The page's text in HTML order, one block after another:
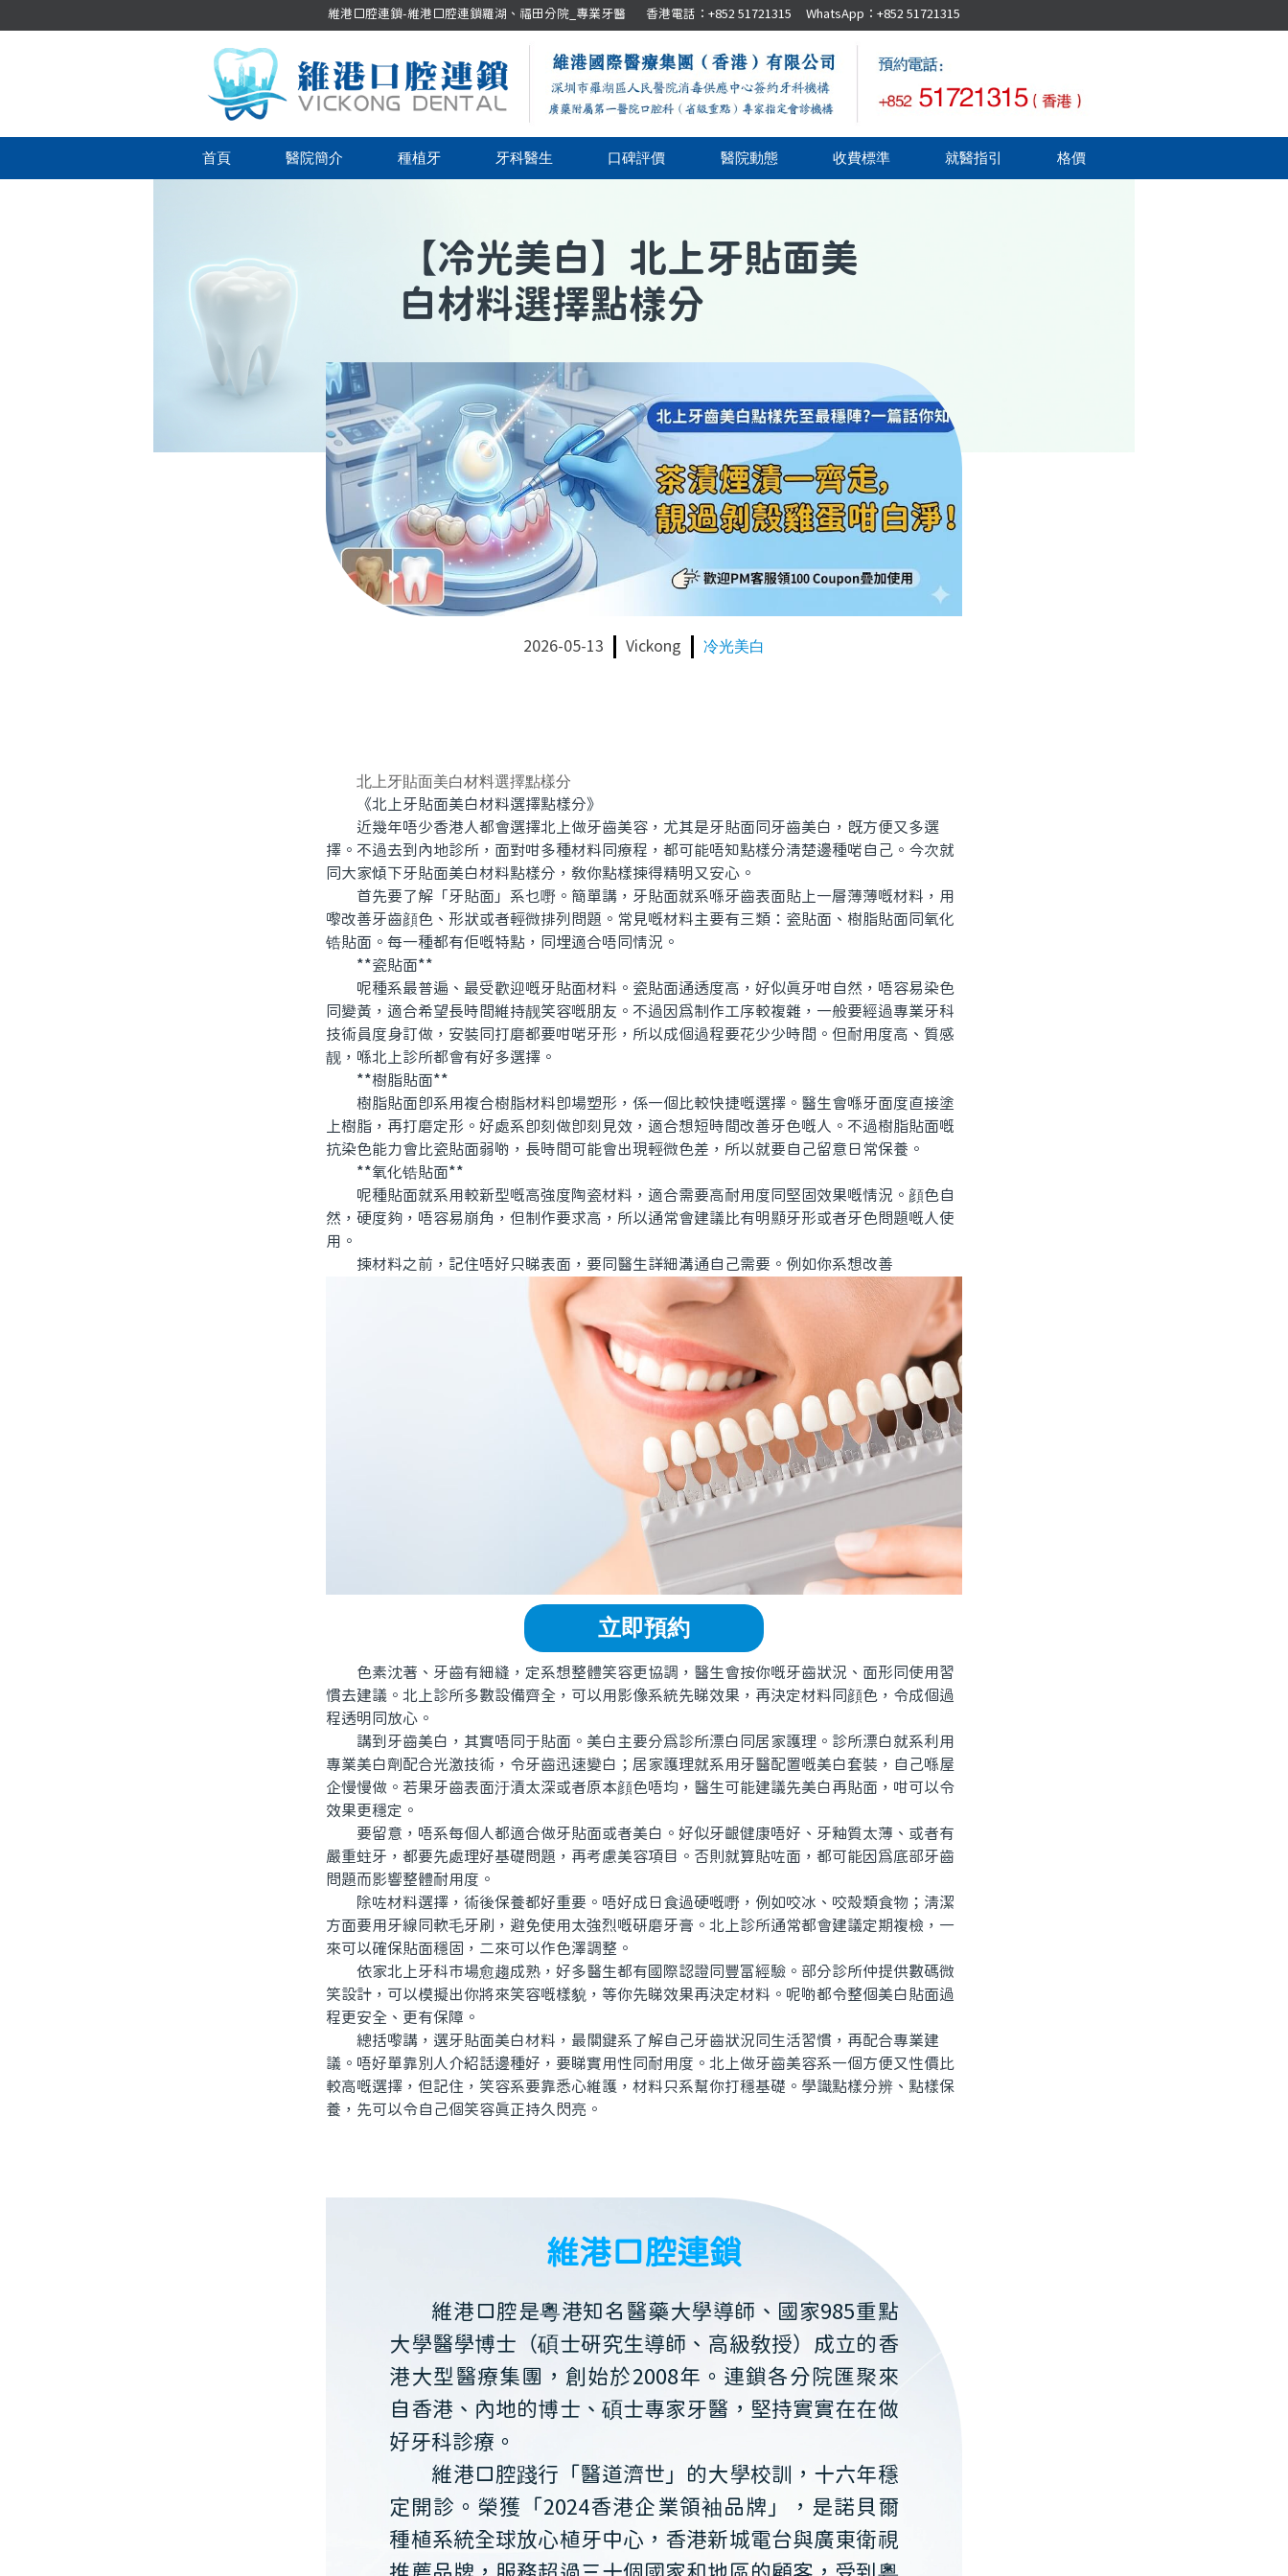
維港口腔連鎖-維港口腔連鎖羅湖、福田分院_專業牙醫 香港電話：+852 51721315 WhatsApp：+852 51721315
首頁 醫院簡介 種植牙 牙科醫生 口碑評價 醫院動態 收費標準 就醫指引 格價
【冷光美白】 北上牙貼面美
白材料選擇點樣分
2026-05-13 Vickong 冷光美白
北上牙貼面美白材料選擇點樣分
《北上牙貼面美白材料選擇點樣分》
近幾年唔少香港人都會選擇北上做牙齒美容，尤其是牙貼面同牙齒美白，既方便又多選
擇。不過去到內地診所，面對咁多種材料同療程，都可能唔知點樣分清楚邊種啱自己。今次就
同大家傾下牙貼面美白材料點樣分，教你點樣揀得精明又安心。
首先要了解「牙貼面」系乜嘢。簡單講，牙貼面就系喺牙齒表面貼上一層薄薄嘅材料，用
嚟改善牙齒顔色、形狀或者輕微排列問題。常見嘅材料主要有三類：瓷貼面、樹脂貼面同氧化
锆貼面。每一種都有佢嘅特點，同埋適合唔同情況。
**瓷貼面**
呢種系最普遍、最受歡迎嘅牙貼面材料。瓷貼面通透度高，好似真牙咁自然，唔容易染色
同變黃，適合希望長時間維持靓笑容嘅朋友。不過因爲制作工序較複雜，一般要經過專業牙科
技術員度身訂做，安裝同打磨都要咁啱牙形，所以成個過程要花少少時間。但耐用度高、質感
靓，喺北上診所都會有好多選擇。
**樹脂貼面**
樹脂貼面即系用複合樹脂材料即場塑形，係一個比較快捷嘅選擇。醫生會喺牙面度直接塗
上樹脂，再打磨定形。好處系即刻做即刻見效，適合想短時間改善牙色嘅人。不過樹脂貼面嘅
抗染色能力會比瓷貼面弱啲，長時間可能會出現輕微色差，所以就要自己留意日常保養。
**氧化锆貼面**
呢種貼面就系用較新型嘅高強度陶瓷材料，適合需要高耐用度同堅固效果嘅情況。顔色自
然，硬度夠，唔容易崩角，但制作要求高，所以通常會建議比有明顯牙形或者牙色問題嘅人使
用。
揀材料之前，記住唔好只睇表面，要同醫生詳細溝通自己需要。例如你系想改善
立即預約
色素沈著、牙齒有細縫，定系想整體笑容更協調，醫生會按你嘅牙齒狀況、面形同使用習
慣去建議。北上診所多數設備齊全，可以用影像系統先睇效果，再決定材料同顔色，令成個過
程透明同放心。
講到牙齒美白，其實唔同于貼面。美白主要分爲診所漂白同居家護理。診所漂白就系利用
專業美白劑配合光激技術，令牙齒迅速變白；居家護理就系用牙醫配置嘅美白套裝，自己喺屋
企慢慢做。若果牙齒表面汙漬太深或者原本顔色唔均，醫生可能建議先美白再貼面，咁可以令
效果更穩定。
要留意，唔系每個人都適合做牙貼面或者美白。好似牙齦健康唔好、牙釉質太薄、或者有
嚴重蛀牙，都要先處理好基礎問題，再考慮美容項目。否則就算貼咗面，都可能因爲底部牙齒
問題而影響整體耐用度。
除咗材料選擇，術後保養都好重要。唔好成日食過硬嘅嘢，例如咬冰、咬殼類食物；清潔
方面要用牙線同軟毛牙刷，避免使用太強烈嘅研磨牙膏。北上診所通常都會建議定期複檢，一
來可以確保貼面穩固，二來可以作色澤調整。
依家北上牙科市場愈趨成熟，好多醫生都有國際認證同豐富經驗。部分診所仲提供數碼微
笑設計，可以模擬出你將來笑容嘅樣貌，等你先睇效果再決定材料。呢啲都令整個美白貼面過
程更安全、更有保障。
總括嚟講，選牙貼面美白材料，最關鍵系了解自己牙齒狀況同生活習慣，再配合專業建
議。唔好單靠別人介紹話邊種好，要睇實用性同耐用度。北上做牙齒美容系一個方便又性價比
較高嘅選擇，但記住，笑容系要靠悉心維護，材料只系幫你打穩基礎。學識點樣分辨、點樣保
養，先可以令自己個笑容真正持久閃亮。
維港口腔連鎖
維港口腔是粵港知名醫藥大學導師、國家985重點
大學醫學博士（碩士研究生導師、高級教授）成立的香
港大型醫療集團，創始於2008年。連鎖各分院匯聚來
自香港、內地的博士、碩士專家牙醫，堅持實實在在做
好牙科診療。
維港口腔踐行「醫道濟世」的大學校訓，十六年穩
定開診。榮獲「2024香港企業領袖品牌」，是諾貝爾
種植系統全球放心植牙中心，香港新城電台與廣東衛視